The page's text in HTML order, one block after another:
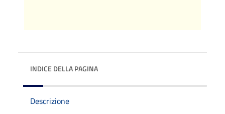
INDICE DELLA PAGINA
Descrizione